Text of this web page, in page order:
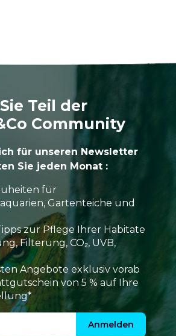
Teil der
Community
für unseren Newsletter
Sie jeden Monat :
für
Gartenteiche und
zur Pflege Ihrer Habitate
Filterung, CO₂, UVB,
Angebote exklusiv vorab
von 5 % auf Ihre
Anmelden